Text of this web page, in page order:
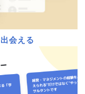
出会える